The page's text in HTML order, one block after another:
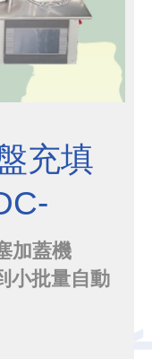
充填
加蓋機
小批量自動